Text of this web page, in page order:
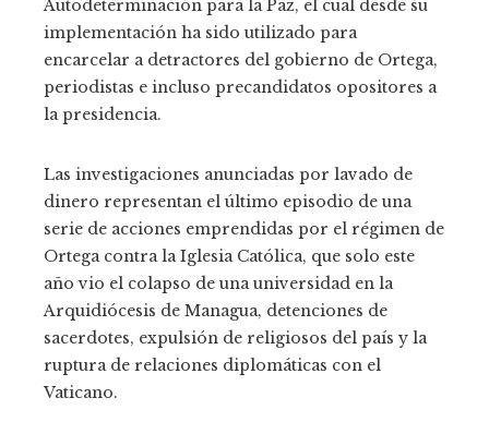
Autodeterminación para la Paz, el cual desde su
implementación ha sido utilizado para
encarcelar a detractores del gobierno de Ortega,
periodistas e incluso precandidatos opositores a
la presidencia.
Las investigaciones anunciadas por lavado de
dinero representan el último episodio de una
serie de acciones emprendidas por el régimen de
Ortega contra la Iglesia Católica, que solo este
año vio el colapso de una universidad en la
Arquidiócesis de Managua, detenciones de
sacerdotes, expulsión de religiosos del país y la
ruptura de relaciones diplomáticas con el
Vaticano.